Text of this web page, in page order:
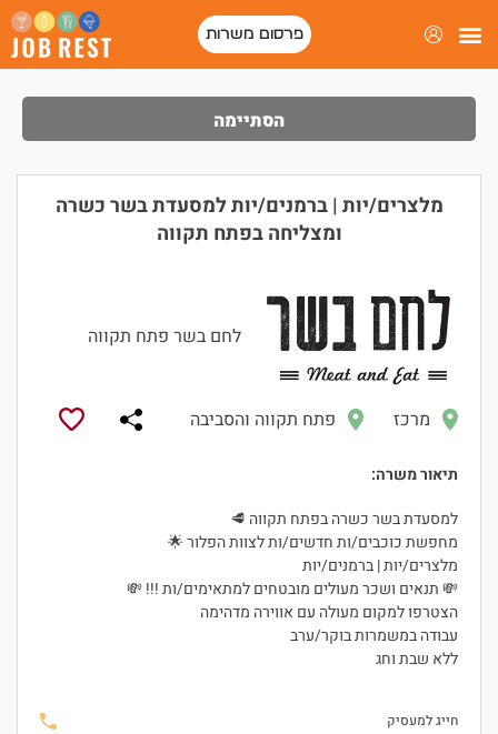
פרסום משרות
הסתיימה
מלצרים/יות | ברמנים/יות למסעדת בשר כשרה
ומצליחה בפתח תקווה
לחם בשר פתח תקווה
מרכז פתח תקווה והסביבה
תיאור משרה:
למסעדת בשר כשרה בפתח תקווה 🥩
מחפשת כוכבים/ות חדשים/ות לצוות הפלור 🌟
מלצרים/יות | ברמנים/יות
💸 תנאים ושכר מעולים מובטחים למתאימים/ות !!! 💸
הצטרפו למקום מעולה עם אווירה מדהימה
עבודה במשמרות בוקר/ערב
ללא שבת וחג
חייג למעסיק